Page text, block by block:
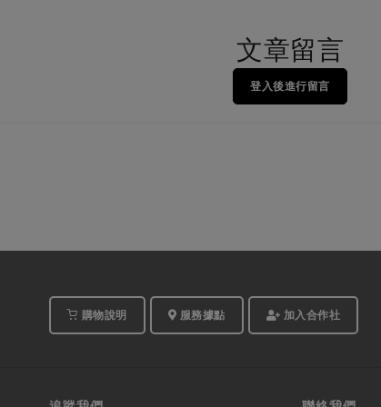
文章留言
登入後進行留言
購物說明 服務據點 加入合作社